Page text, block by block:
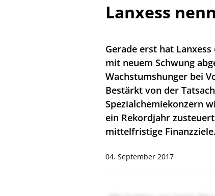
Lanxess
Gerade erst hat
mit neuem Schwung
Wachstumshunger bei
Bestärkt von der
Spezialchemiekonzern
ein Rekordjahr
mittelfristige Finanzziele.
04. September 2017